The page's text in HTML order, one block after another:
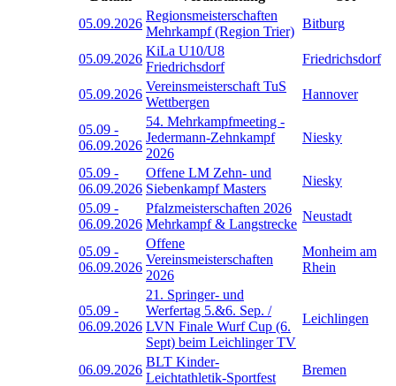
05.09.2026
Regionsmeisterschaften
Mehrkampf (Region Trier)
Bitburg
05.09.2026
KiLa U10/U8
Friedrichsdorf
Friedrichsdorf
05.09.2026
Vereinsmeisterschaft TuS
Wettbergen
Hannover
05.09 -
06.09.2026
54. Mehrkampfmeeting -
Jedermann-Zehnkampf
2026
Niesky
05.09 -
06.09.2026
Offene LM Zehn- und
Siebenkampf Masters
Niesky
05.09 -
06.09.2026
Pfalzmeisterschaften 2026
Mehrkampf & Langstrecke
Neustadt
05.09 -
06.09.2026
Offene
Vereinsmeisterschaften
2026
Monheim am
Rhein
05.09 -
06.09.2026
21. Springer- und
Werfertag 5.&6. Sep. /
LVN Finale Wurf Cup (6.
Sept) beim Leichlinger TV
Leichlingen
06.09.2026
BLT Kinder-
Leichtathletik-Sportfest
Bremen